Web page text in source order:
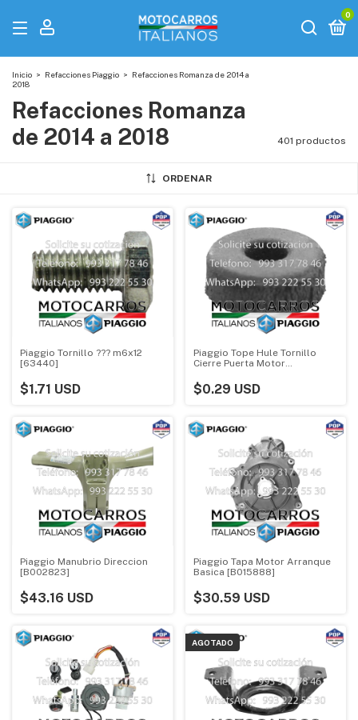
0
Inicio > Refacciones Piaggio > Refacciones Romanza de 2014 a
2018
Refacciones Romanza
de 2014 a 2018
401 productos
ORDENAR
Piaggio Tornillo ??? m6x12
[63440]
$1.71 USD
Piaggio Tope Hule Tornillo
Cierre Puerta Motor
$0.29 USD
Piaggio Manubrio Direccion
[B002823]
$43.16 USD
Piaggio Tapa Motor Arranque
Basica [B015888]
$30.59 USD
AGOTADO